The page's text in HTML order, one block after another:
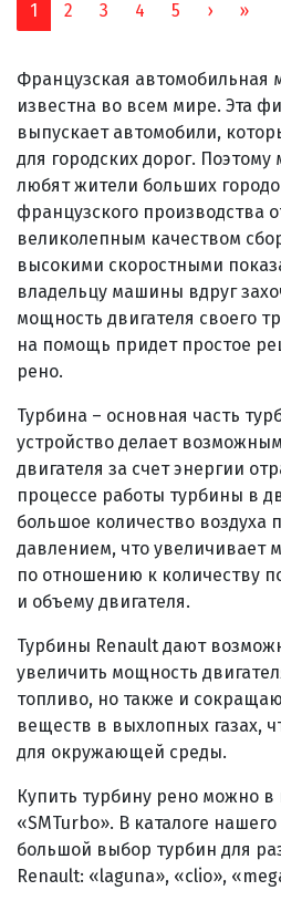
1
2 3 4 5 ›Next
»Last
Французская автомобильная
известна во всем мире. Эта
выпускает автомобили,
для городских дорог.
любят жители больших
французского производства
великолепным качеством
высокими скоростными
владельцу машины вдруг
мощность двигателя своего
на помощь придет простое
рено.
Турбина – основная часть
устройство делает
двигателя за счет энергии
процессе работы турбины в
большое количество воздуха
давлением, что увеличивает
по отношению к количеству
и объему двигателя.
Турбины Renault дают
увеличить мощность
топливо, но также и
веществ в выхлопных газах,
для окружающей среды.
Купить турбину рено можно в
«SMTurbo». В каталоге
большой выбор турбин для
Renault: «laguna», «clio»,